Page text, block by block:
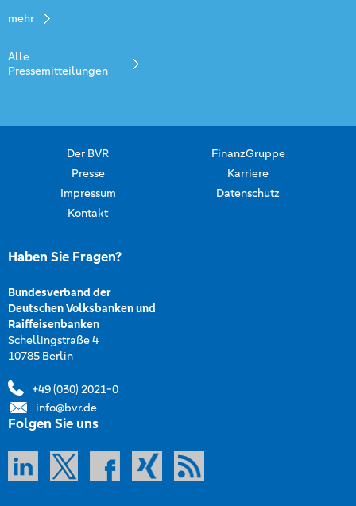
mehr
Alle
Pressemitteilungen
Der BVR
FinanzGruppe
Presse
Karriere
Impressum
Datenschutz
Kontakt
Haben Sie Fragen?
Bundesverband der
Deutschen Volksbanken und
Raiffeisenbanken
Schellingstraße 4
10785 Berlin
+49 (030) 2021-0
info@bvr.de
Folgen Sie uns